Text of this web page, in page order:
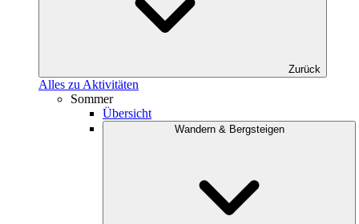
Zurück
Alles zu Aktivitäten
Sommer
Übersicht
Wandern & Bergsteigen